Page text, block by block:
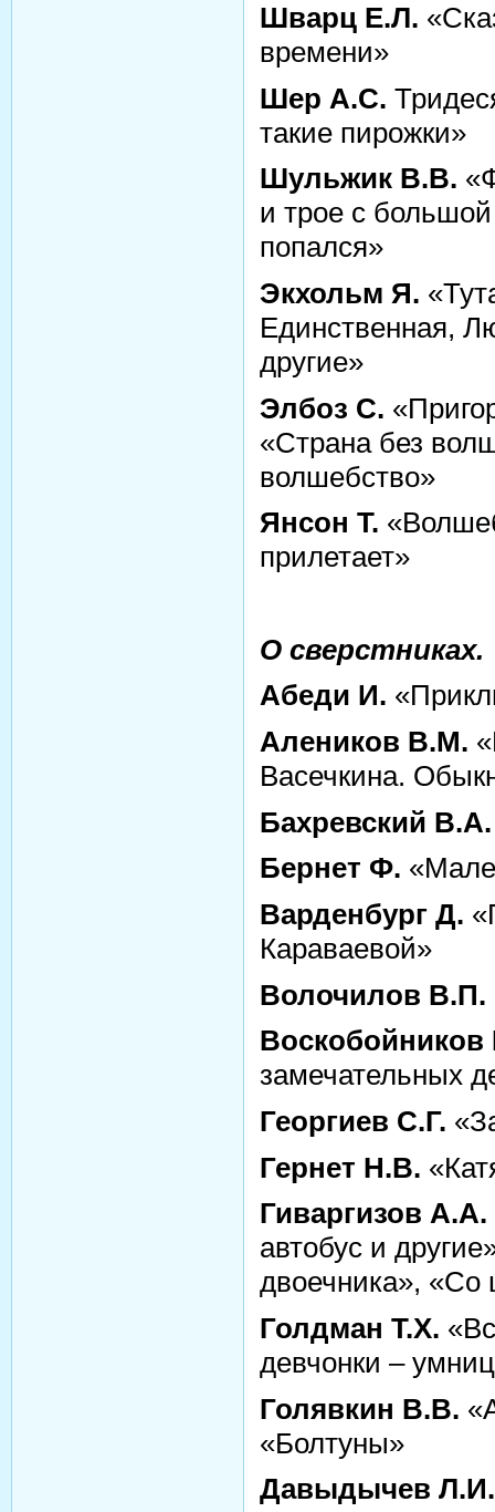
Шварц Е.Л.
времени»
Шер А.С.
такие пирожки»
Шульжик В.В.
и трое с
попался»
Экхольм Я.
Единственная,
другие»
Элбоз С.
«Страна без
волшебство»
Янсон Т.
прилетает»
О сверстниках.
Абеди И.
Алеников В.М.
Васечкина.
Бахревский В.А.
Бернет Ф.
Варденбург Д.
Караваевой»
Волочилов В.П.
замечательных
Георгиев С.Г.
Гернет Н.В.
Гиваргизов А.А.
автобус и
двоечника»,
Голдман Т.Х.
девчонки –
Голявкин В.В.
«Болтуны»
Давыдычев Л.И.